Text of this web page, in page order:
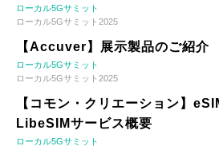
ローカル5Gサミット
ローカル5Gサミット2025
【Accuver】展示製品のご紹介
ローカル5Gサミット
ローカル5Gサミット2025
【コモン・クリエーション】
LibeSIMサービス概要
ローカル5Gサミット